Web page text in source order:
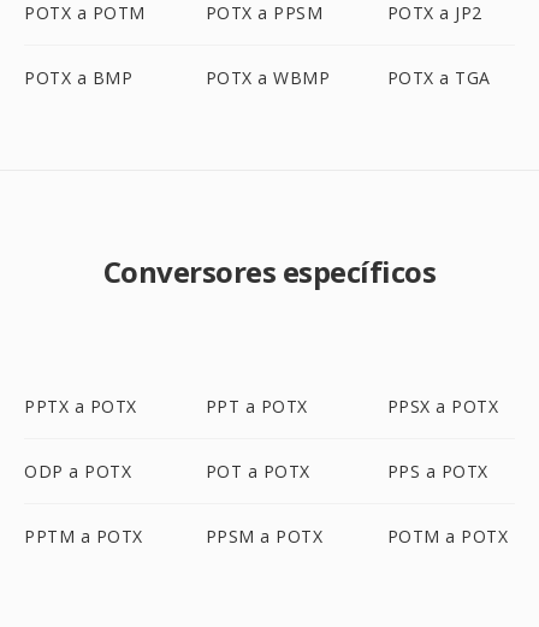
POTX a POTM POTX a PPSM POTX a JP2
POTX a BMP POTX a WBMP POTX a TGA
Conversores específicos
PPTX a POTX PPT a POTX PPSX a POTX
ODP a POTX POT a POTX PPS a POTX
PPTM a POTX PPSM a POTX POTM a POTX